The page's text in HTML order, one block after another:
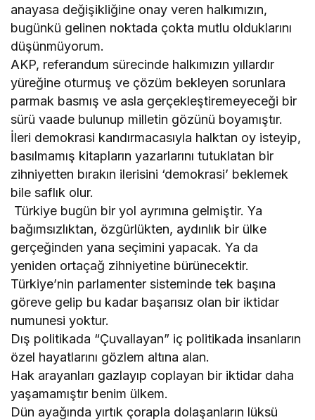
anayasa değişikliğine onay veren halkımızın,
bugünkü gelinen noktada çokta mutlu olduklarını
düşünmüyorum.
AKP, referandum sürecinde halkımızın yıllardır
yüreğine oturmuş ve çözüm bekleyen sorunlara
parmak basmış ve asla gerçekleştiremeyeceği bir
sürü vaade bulunup milletin gözünü boyamıştır.
İleri demokrasi kandırmacasıyla halktan oy isteyip,
basılmamış kitapların yazarlarını tutuklatan bir
zihniyetten bırakın ilerisini ‘demokrasi’ beklemek
bile saflık olur.
Türkiye bugün bir yol ayrımına gelmiştir. Ya
bağımsızlıktan, özgürlükten, aydınlık bir ülke
gerçeğinden yana seçimini yapacak. Ya da
yeniden ortaçağ zihniyetine bürünecektir.
Türkiye’nin parlamenter sisteminde tek başına
göreve gelip bu kadar başarısız olan bir iktidar
numunesi yoktur.
Dış politikada “Çuvallayan” iç politikada insanların
özel hayatlarını gözlem altına alan.
Hak arayanları gazlayıp coplayan bir iktidar daha
yaşamamıştır benim ülkem.
Dün ayağında yırtık çorapla dolaşanların lüksü